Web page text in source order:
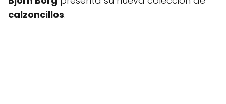
calzoncillos.